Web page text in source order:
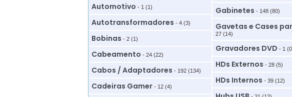
Automotivo - 1 (1)
Autotransformadores - 4 (3)
Bobinas - 2 (1)
Cabeamento - 24 (22)
Cabos / Adaptadores - 192 (134)
Cadeiras Gamer- 12 (4)
Gabinetes - 148 (80)
Gavetas e Cases
27 (14)
Gravadores DVD - 1
HDs Externos - 28 (5)
HDs Internos - 39 (12)